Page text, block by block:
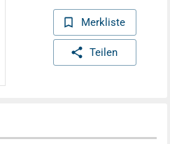
Merkliste
Teilen